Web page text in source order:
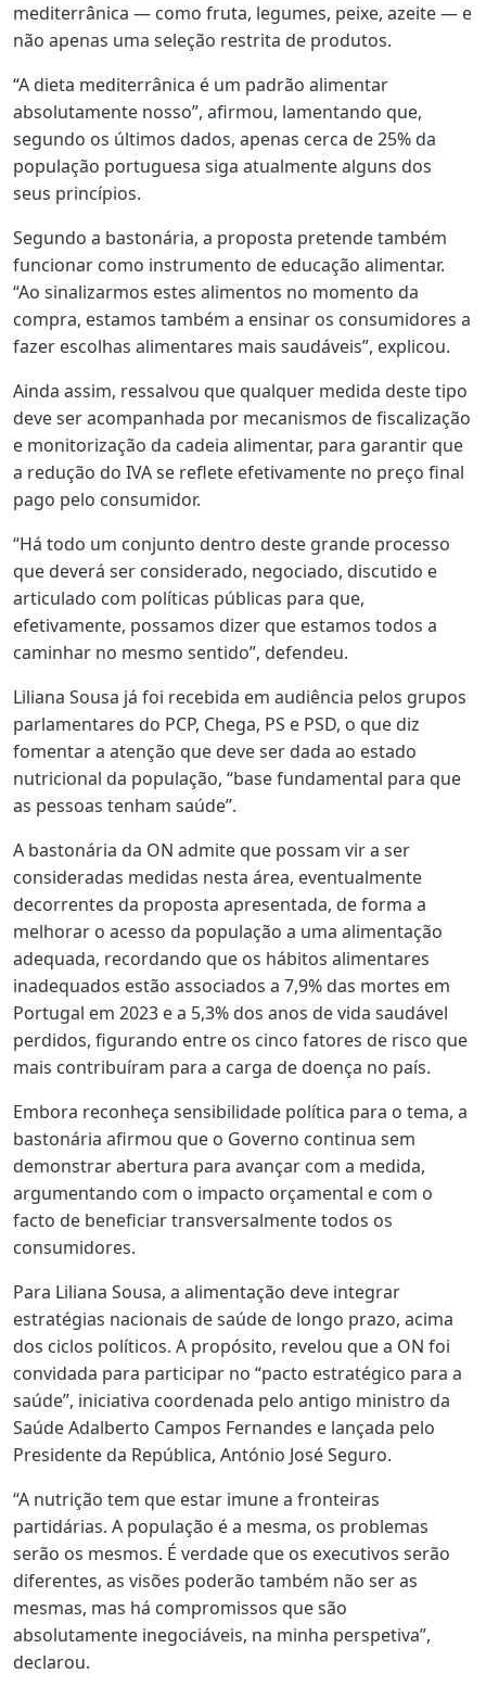
mediterrânica — como fruta, legumes, peixe, azeite — e
não apenas uma seleção restrita de produtos.
“A dieta mediterrânica é um padrão alimentar
absolutamente nosso”, afirmou, lamentando que,
segundo os últimos dados, apenas cerca de 25% da
população portuguesa siga atualmente alguns dos
seus princípios.
Segundo a bastonária, a proposta pretende também
funcionar como instrumento de educação alimentar.
“Ao sinalizarmos estes alimentos no momento da
compra, estamos também a ensinar os consumidores a
fazer escolhas alimentares mais saudáveis”, explicou.
Ainda assim, ressalvou que qualquer medida deste tipo
deve ser acompanhada por mecanismos de fiscalização
e monitorização da cadeia alimentar, para garantir que
a redução do IVA se reflete efetivamente no preço final
pago pelo consumidor.
“Há todo um conjunto dentro deste grande processo
que deverá ser considerado, negociado, discutido e
articulado com políticas públicas para que,
efetivamente, possamos dizer que estamos todos a
caminhar no mesmo sentido”, defendeu.
Liliana Sousa já foi recebida em audiência pelos grupos
parlamentares do PCP, Chega, PS e PSD, o que diz
fomentar a atenção que deve ser dada ao estado
nutricional da população, “base fundamental para que
as pessoas tenham saúde”.
A bastonária da ON admite que possam vir a ser
consideradas medidas nesta área, eventualmente
decorrentes da proposta apresentada, de forma a
melhorar o acesso da população a uma alimentação
adequada, recordando que os hábitos alimentares
inadequados estão associados a 7,9% das mortes em
Portugal em 2023 e a 5,3% dos anos de vida saudável
perdidos, figurando entre os cinco fatores de risco que
mais contribuíram para a carga de doença no país.
Embora reconheça sensibilidade política para o tema, a
bastonária afirmou que o Governo continua sem
demonstrar abertura para avançar com a medida,
argumentando com o impacto orçamental e com o
facto de beneficiar transversalmente todos os
consumidores.
Para Liliana Sousa, a alimentação deve integrar
estratégias nacionais de saúde de longo prazo, acima
dos ciclos políticos. A propósito, revelou que a ON foi
convidada para participar no “pacto estratégico para a
saúde”, iniciativa coordenada pelo antigo ministro da
Saúde Adalberto Campos Fernandes e lançada pelo
Presidente da República, António José Seguro.
“A nutrição tem que estar imune a fronteiras
partidárias. A população é a mesma, os problemas
serão os mesmos. É verdade que os executivos serão
diferentes, as visões poderão também não ser as
mesmas, mas há compromissos que são
absolutamente inegociáveis, na minha perspetiva”,
declarou.